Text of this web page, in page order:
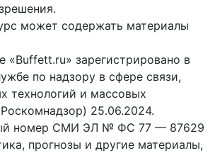
может содержать материалы
«Buffett.ru» зарегистрировано в
по надзору в сфере связи,
технологий и массовых
25.06.2024.
номер СМИ ЭЛ № ФС 77 — 87629
прогнозы и другие материалы,